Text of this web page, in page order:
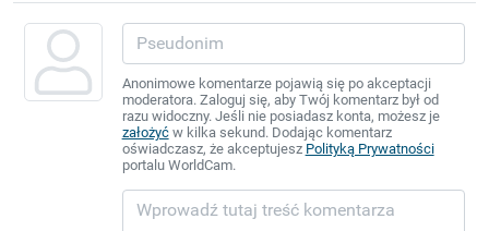
Anonimowe komentarze pojawią się po akceptacji
moderatora. Zaloguj się, aby Twój komentarz był od
razu widoczny. Jeśli nie posiadasz konta, możesz je
założyćw kilka sekund. Dodając komentarz
oświadczasz, że akceptujesz Polityką Prywatności
portalu WorldCam.